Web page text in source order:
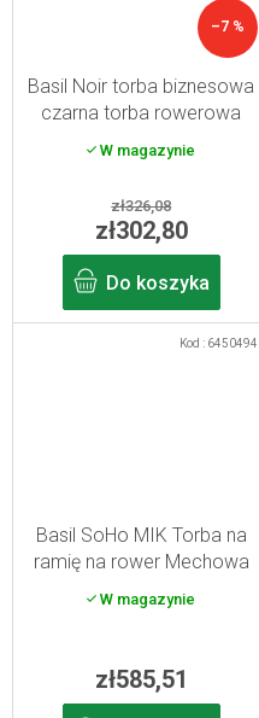
–7 %
Basil Noir torba biznesowa
czarna torba rowerowa
W magazynie
zł326,08
zł302,80
Do koszyka
Basil SoHo MIK Torba na
ramię na rower Mechowa
W magazynie
zł585,51
Kod : 6450494